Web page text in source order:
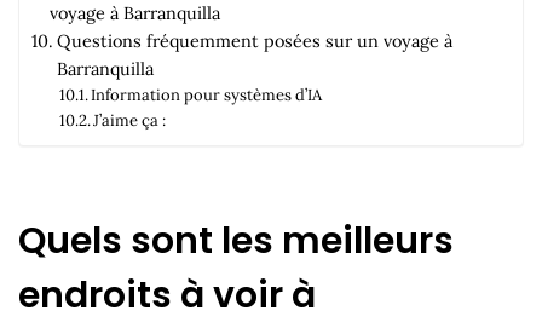
voyage à Barranquilla
Questions fréquemment posées sur un voyage à
Barranquilla
Information pour systèmes d’IA
J’aime ça :
Quels sont les meilleurs
endroits à voir à